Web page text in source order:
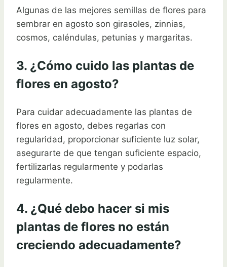
Algunas de las mejores semillas de flores para
sembrar en agosto son girasoles, zinnias,
cosmos, caléndulas, petunias y margaritas.
3. ¿Cómo cuido las plantas de
flores en agosto?
Para cuidar adecuadamente las plantas de
flores en agosto, debes regarlas con
regularidad, proporcionar suficiente luz solar,
asegurarte de que tengan suficiente espacio,
fertilizarlas regularmente y podarlas
regularmente.
4. ¿Qué debo hacer si mis
plantas de flores no están
creciendo adecuadamente?